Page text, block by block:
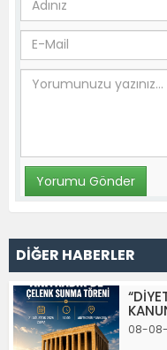
DİĞER HABERLER
08-